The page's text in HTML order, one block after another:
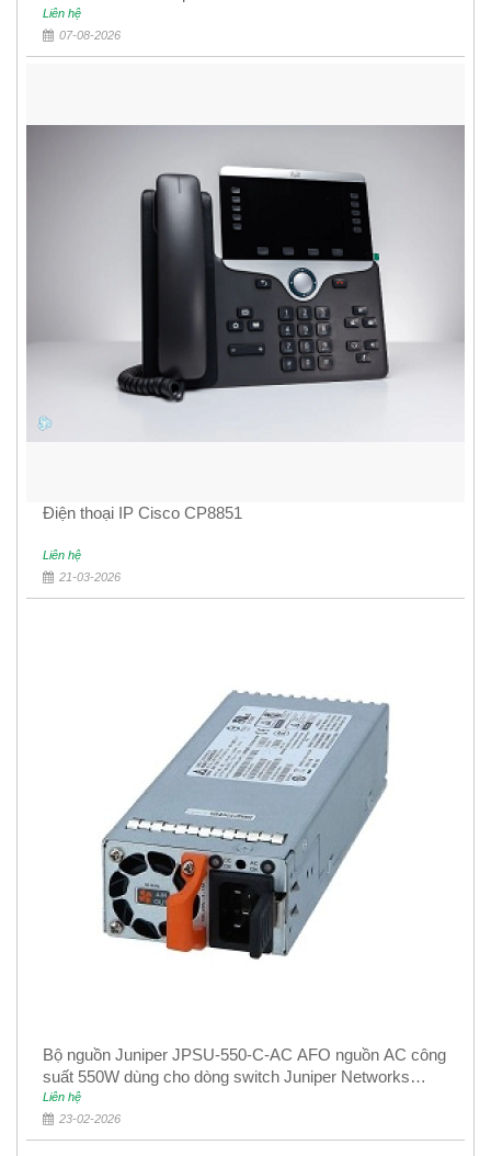
Liên hệ
07-08-2026
Điện thoại IP Cisco CP8851
Liên hệ
21-03-2026
Bộ nguồn Juniper JPSU-550-C-AC AFO nguồn AC công
suất 550W dùng cho dòng switch Juniper Networks
EX4400
Liên hệ
23-02-2026